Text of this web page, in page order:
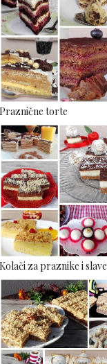
Praznične torte
Kolači za praznike i slave